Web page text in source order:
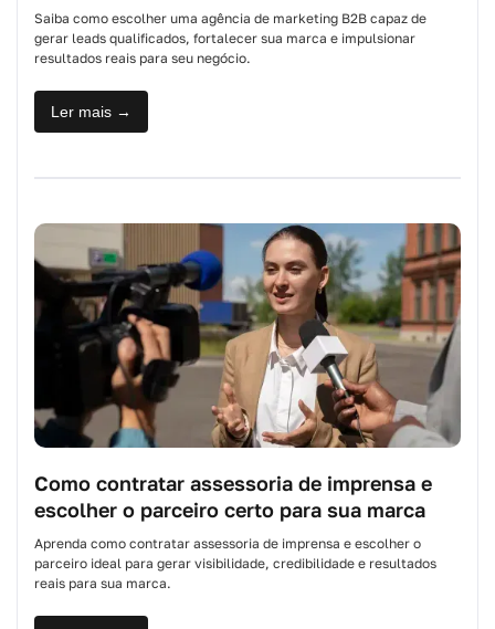
Saiba como escolher uma agência de marketing B2B capaz de
gerar leads qualificados, fortalecer sua marca e impulsionar
resultados reais para seu negócio.
Ler mais →
Como contratar assessoria de imprensa e
escolher o parceiro certo para sua marca
Aprenda como contratar assessoria de imprensa e escolher o
parceiro ideal para gerar visibilidade, credibilidade e resultados
reais para sua marca.